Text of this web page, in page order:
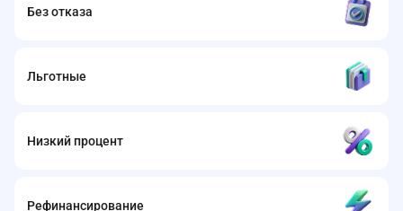
Без отказа
Льготные
Низкий процент
Рефинансирование